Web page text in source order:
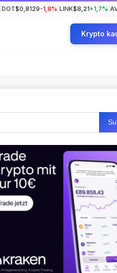
DOT$0,8129-1,8% LINK$8,21+1,7%
Krypto